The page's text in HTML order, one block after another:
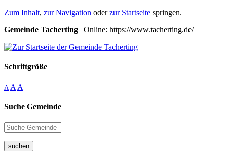
Zum Inhalt, zur Navigation oderzur Startseite springen.
Gemeinde Tacherting | Online: https://www.tacherting.de/
Schriftgröße
A A A
Suche Gemeinde
suchen